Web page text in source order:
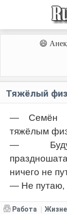
😄
Тяжёлый
— Семён
тяжёлым
—
ничего не
— Не путаю,
Работа